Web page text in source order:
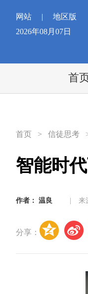
网站 |
地区版
2026年08月07日
首
首页 > 信徒思考
智能时
作者： 温良 来
分享：